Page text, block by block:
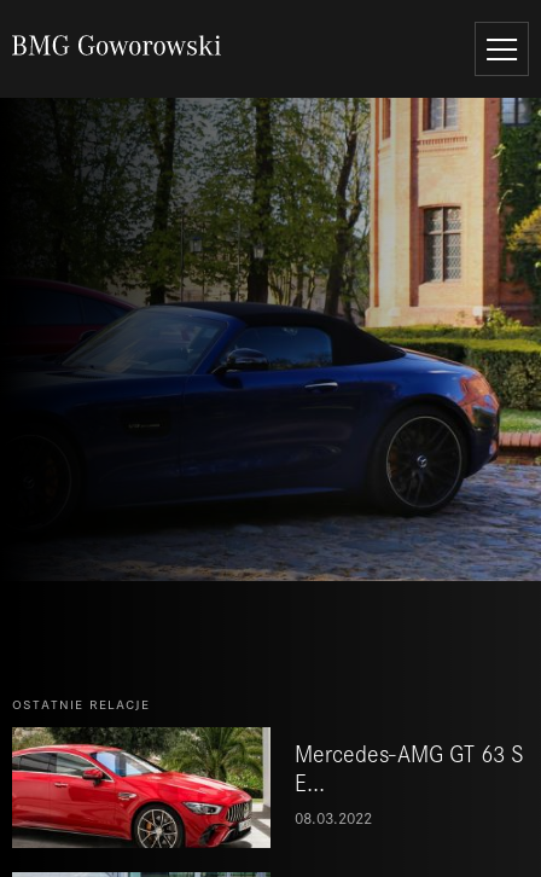
ostatnie relacje
Mercedes-AMG GT 63 S
E...
08.03.2022